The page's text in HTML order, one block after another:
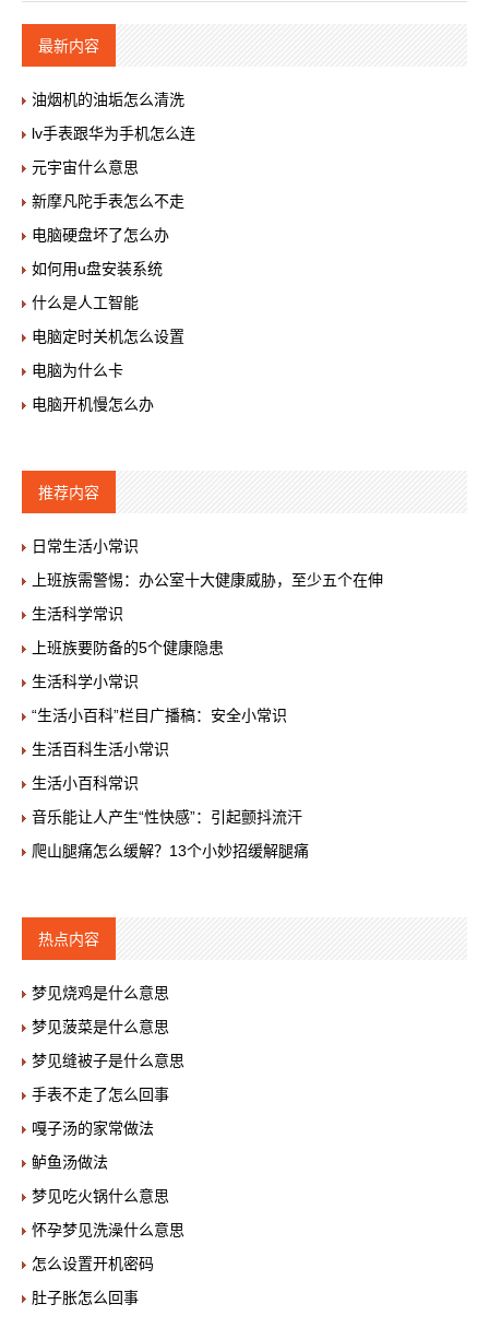
最新内容
油烟机的油垢怎么清洗
lv手表跟华为手机怎么连
元宇宙什么意思
新摩凡陀手表怎么不走
电脑硬盘坏了怎么办
如何用u盘安装系统
什么是人工智能
电脑定时关机怎么设置
电脑为什么卡
电脑开机慢怎么办
推荐内容
日常生活小常识
上班族需警惕：办公室十大健康威胁，至少五个在伸
生活科学常识
上班族要防备的5个健康隐患
生活科学小常识
“生活小百科”栏目广播稿：安全小常识
生活百科生活小常识
生活小百科常识
音乐能让人产生“性快感”：引起颤抖流汗
爬山腿痛怎么缓解？13个小妙招缓解腿痛
热点内容
梦见烧鸡是什么意思
梦见菠菜是什么意思
梦见缝被子是什么意思
手表不走了怎么回事
嘎子汤的家常做法
鲈鱼汤做法
梦见吃火锅什么意思
怀孕梦见洗澡什么意思
怎么设置开机密码
肚子胀怎么回事